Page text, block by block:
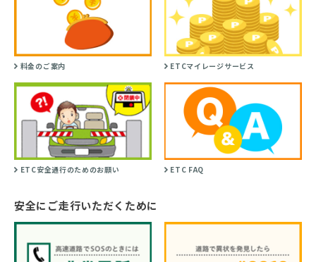
料金のご案内 ETCマイレージサービス
ETC安全通行のためのお願い ETC FAQ
安全にご走行いただくために